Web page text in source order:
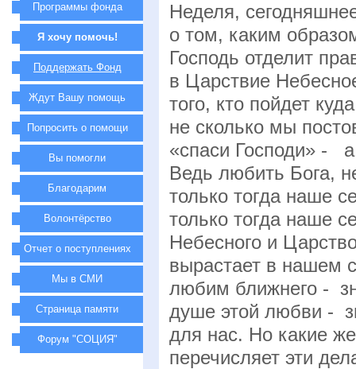
Неделя,
о том, каким
Господь отделит
в Царствие
того, кто пойдет
не сколько мы
«спаси Господи» -
Ведь любить Бога,
только тогда наше
только тогда наше
Небесного и
вырастает в нашем
любим ближнего -
душе этой любви -
для нас. Но какие
перечисляет эти
Программы фонда
Я хочу помочь!
Поддержать Фонд
Ждут Вашу помощь
Попросить о помощи
Вы помогли
Благодарим
Волонтёрство
Отчет о поступлениях
Мы в СМИ
Страница памяти
Форум "СОЦИЯ"